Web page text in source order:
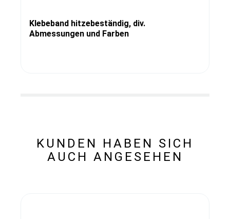
Klebeband hitzebeständig, div.
Abmessungen und Farben
KUNDEN HABEN SICH
AUCH ANGESEHEN